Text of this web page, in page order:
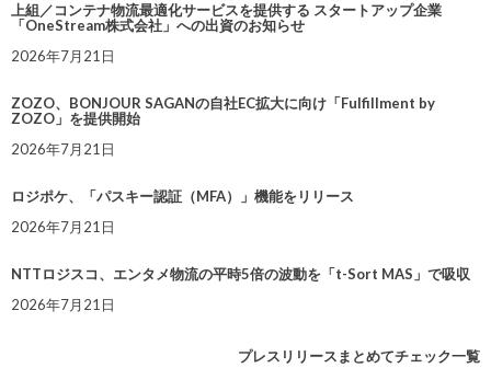
上組／コンテナ物流最適化サービスを提供する スタートアップ企業
「OneStream株式会社」への出資のお知らせ
2026年7月21日
ZOZO、BONJOUR SAGANの自社EC拡大に向け「Fulfillment by
ZOZO」を提供開始
2026年7月21日
ロジポケ、「パスキー認証（MFA）」機能をリリース
2026年7月21日
NTTロジスコ、エンタメ物流の平時5倍の波動を「t-Sort MAS」で吸収
2026年7月21日
プレスリリースまとめてチェック一覧